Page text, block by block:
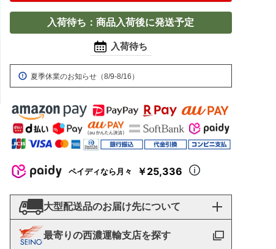
入荷待ち：商品入荷後に発送予定
入荷待ち
夏季休業のお知らせ（8/9-8/16）
ペイディなら月々 ￥25,336
大型配送品のお届け先について
最寄りの西濃運輸支店を探す